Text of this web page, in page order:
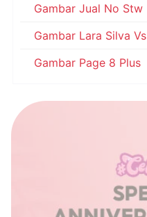
Gambar Jual No Stw
Gambar Lara Silva Vs
Gambar Page 8 Plus